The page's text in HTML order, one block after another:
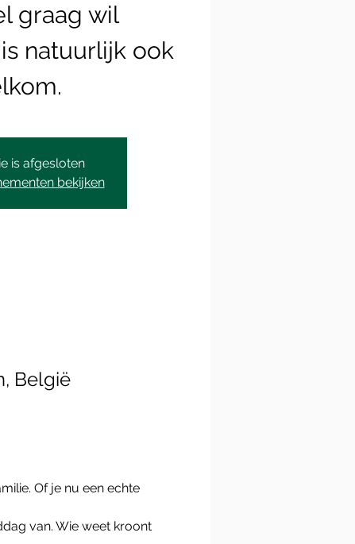
graag wil
natuurlijk ook
is afgesloten
bekijken
België
van. Wie weet kroont